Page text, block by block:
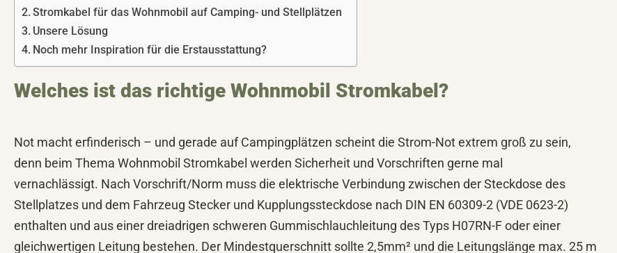
Stromkabel für das Wohnmobil auf Camping- und Stellplätzen
Unsere Lösung
Noch mehr Inspiration für die Erstausstattung?
Welches ist das richtige Wohnmobil Stromkabel?
Not macht erfinderisch – und gerade auf Campingplätzen scheint die Strom-Not extrem groß zu sein,
denn beim Thema Wohnmobil Stromkabel werden Sicherheit und Vorschriften gerne mal
vernachlässigt. Nach Vorschrift/Norm muss die elektrische Verbindung zwischen der Steckdose des
Stellplatzes und dem Fahrzeug Stecker und Kupplungssteckdose nach DIN EN 60309-2 (VDE 0623-2)
enthalten und aus einer dreiadrigen schweren Gummischlauchleitung des Typs H07RN-F oder einer
gleichwertigen Leitung bestehen. Der Mindestquerschnitt sollte 2,5mm² und die Leitungslänge max. 25 m